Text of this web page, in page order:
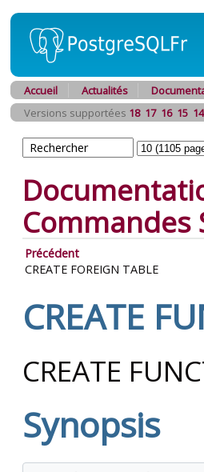
Accueil Actualités
Versions supportées 18 17 16 15 14
Commandes
Précédent
CREATE FOREIGN TABLE
CREATE
CREATE
Synopsis